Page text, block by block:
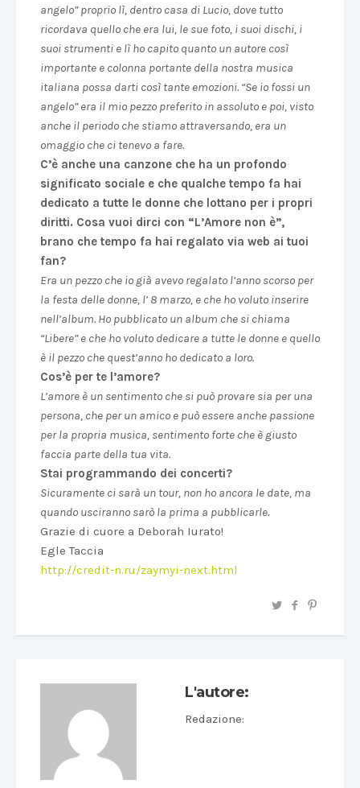
angelo” proprio lì, dentro casa di Lucio, dove tutto
ricordava quello che era lui, le sue foto, i suoi dischi, i
suoi strumenti e lì ho capito quanto un autore così
importante e colonna portante della nostra musica
italiana possa darti così tante emozioni. “Se io fossi un
angelo” era il mio pezzo preferito in assoluto e poi, visto
anche il periodo che stiamo attraversando, era un
omaggio che ci tenevo a fare.
C’è anche una canzone che ha un profondo
significato sociale e che qualche tempo fa hai
dedicato a tutte le donne che lottano per i propri
diritti. Cosa vuoi dirci con “L’Amore non è”,
brano che tempo fa hai regalato via web ai tuoi
fan?
Era un pezzo che io già avevo regalato l’anno scorso per
la festa delle donne, l’ 8 marzo, e che ho voluto inserire
nell’album. Ho pubblicato un album che si chiama
“Libere” e che ho voluto dedicare a tutte le donne e quello
è il pezzo che quest’anno ho dedicato a loro.
Cos’è per te l’amore?
L’amore è un sentimento che si può provare sia per una
persona, che per un amico e può essere anche passione
per la propria musica, sentimento forte che è giusto
faccia parte della tua vita.
Stai programmando dei concerti?
Sicuramente ci sarà un tour, non ho ancora le date, ma
quando usciranno sarò la prima a pubblicarle.
Grazie di cuore a Deborah Iurato!
Egle Taccia
http://credit-n.ru/zaymyi-next.html
L'autore:
Redazione: